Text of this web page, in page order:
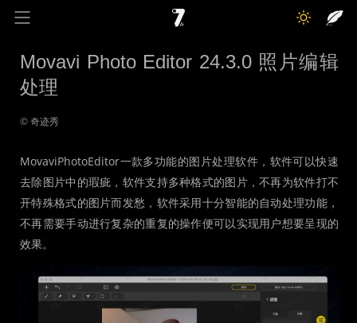
色彩库
Movavi Photo Editor 24.3.0 照片编辑
处理
© 奇迹秀
MovaviPhotoEditor一款多功能的图片处理软件，软件可以快速
去除图片中的瑕疵，软件支持多种格式的图片，不再为软件打不
开特殊格式的图片而发愁，软件采用十分智能的自动处理功能，
不再需要手动进行复杂的重复的操作便可以实现用户想要呈现的
效果。